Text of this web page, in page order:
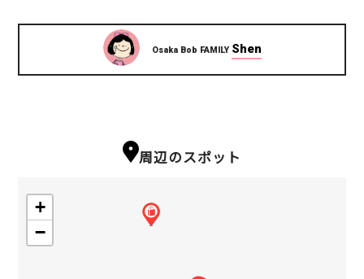
Osaka Bob FAMILY Shen
周辺のスポット
+
−